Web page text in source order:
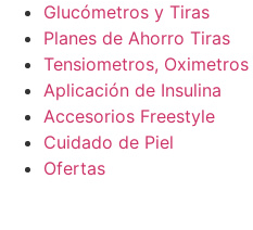
Glucómetros y Tiras
Planes de Ahorro Tiras
Tensiometros,
Aplicación de Insulina
Accesorios Freestyle
Cuidado de Piel
Ofertas